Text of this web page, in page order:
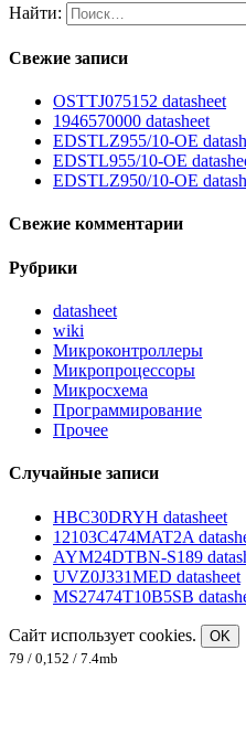
Найти:
Свежие записи
OSTTJ075152 datasheet
1946570000 datasheet
EDSTLZ955/10-OE
EDSTL955/10-OE
EDSTLZ950/10-OE
Свежие комментарии
Рубрики
datasheet
wiki
Микроконтроллеры
Микропроцессоры
Микросхема
Программирование
Прочее
Случайные записи
HBC30DRYH datasheet
12103C474MAT2A
AYM24DTBN-S189
UVZ0J331MED datasheet
MS27474T10B5SB
Сайт использует cookies.
OK
79 / 0,152 / 7.4mb